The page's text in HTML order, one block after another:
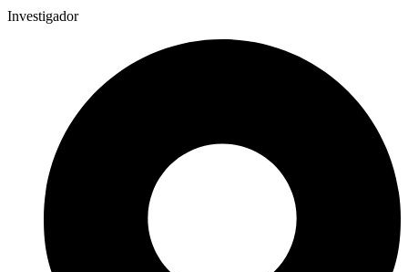
Investigador